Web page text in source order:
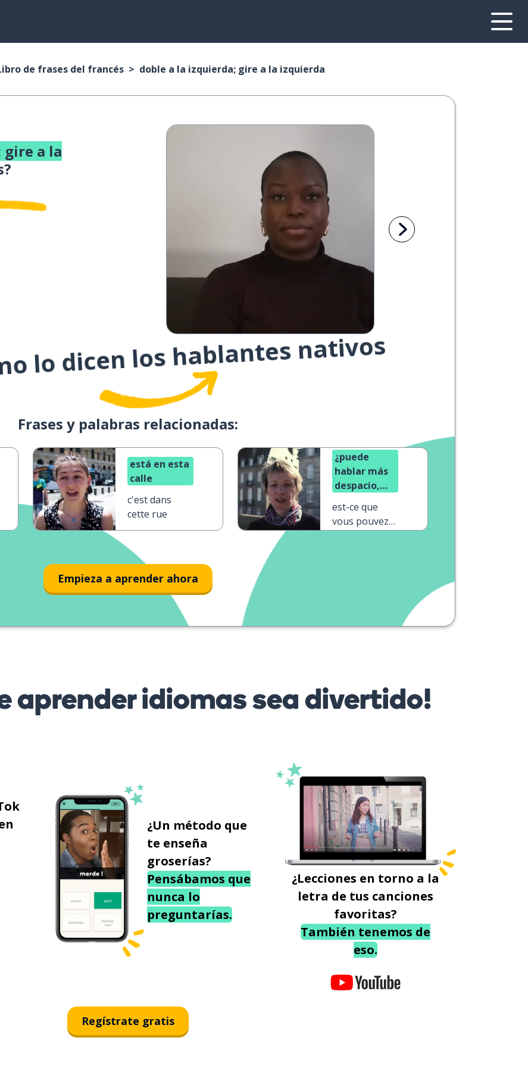
de frases del francés doble a la izquierda; gire a la izquierda
gire a la
lo dicen los hablantes nativos
Frases y palabras relacionadas:
está en esta
calle
c'est dans
cette rue
¿puede
hablar más
despacio,
est-ce que
vous pouvez
Empieza a aprender ahora
aprender idiomas sea divertido!
¿Un método que
te enseña
groserías?
Pensábamos que
nunca lo
preguntarías.
¿Lecciones en torno a la
letra de tus canciones
favoritas?
También tenemos de
eso.
Regístrate gratis